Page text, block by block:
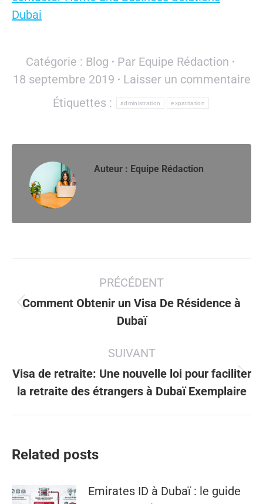
Dubai
Catégorie : Blog Par Equipe Rédaction
18 septembre 2019
Laisser un commentaire
Étiquettes :
administration expatriation
Auteur : Equipe Rédaction
article
PRÉCÉDENT
Article
précédent
Comment Obtenir un Visa De Résidence à
Dubaï
SUIVANT
Article
suivant
Visa de retraite: Une nouvelle loi pour faciliter
la retraite des étrangers à Dubaï Exemplaire
Related posts
Emirates ID à Dubaï : le guide